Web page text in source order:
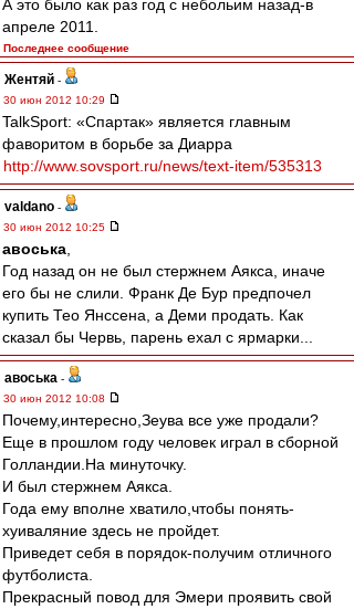
А это было как раз год c небольим назад-в
апреле 2011.
Последнее сообщение
Жентяй -
30 июн 2012 10:29
TalkSport: «Спартак» является главным
фаворитом в борьбе за Диарра
http://www.sovsport.ru/news/text-item/535313
valdano -
30 июн 2012 10:25
авоська
Год назад он не был стержнем Аякса, иначе
его бы не слили. Франк Де Бур предпочел
купить Тео Янссена, а Деми продать. Как
сказал бы Червь, парень ехал с ярмарки...
авоська -
30 июн 2012 10:08
Почему,интересно,Зеува все уже продали?
Еще в прошлом году человек играл в сборной
Голландии.На минуточку.
И был стержнем Аякса.
Года ему вполне хватило,чтобы понять-
хуиваляние здесь не пройдет.
Приведет себя в порядок-получим отличного
футболиста.
Прекрасный повод для Эмери проявить свой